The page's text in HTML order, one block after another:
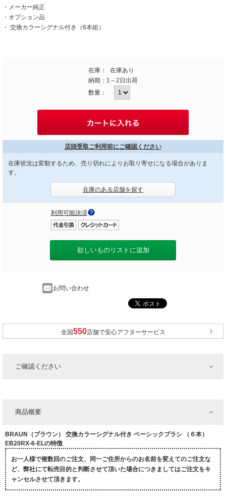
・メーカー純正
・オプション品
・ 交換カラーシグナル付き（6本組）
在庫：
在庫あり
納期： 1～2日出荷
数量：
店頭受取ご利用前にご確認ください
在庫状況は変動するため、売り切れによりお取り寄せになる場合がありま
す。
在庫のある店舗を探す
利用可能決済
欲しいものリストに追加
お問い合わせ
全国 店舗で安心アフターサービス
ご確認ください
商品概要
BRAUN（ブラウン） 交換カラーシグナル付き ベーシックブラシ （６本）
EB20RX-6-ELの特徴
お一人様で複数回のご注文、同一ご住所からのお名前を変えてのご注文な
ど、弊社にて転売目的と判断させて頂いた場合につきましてはご注文をキ
ャンセルさせて頂きます。